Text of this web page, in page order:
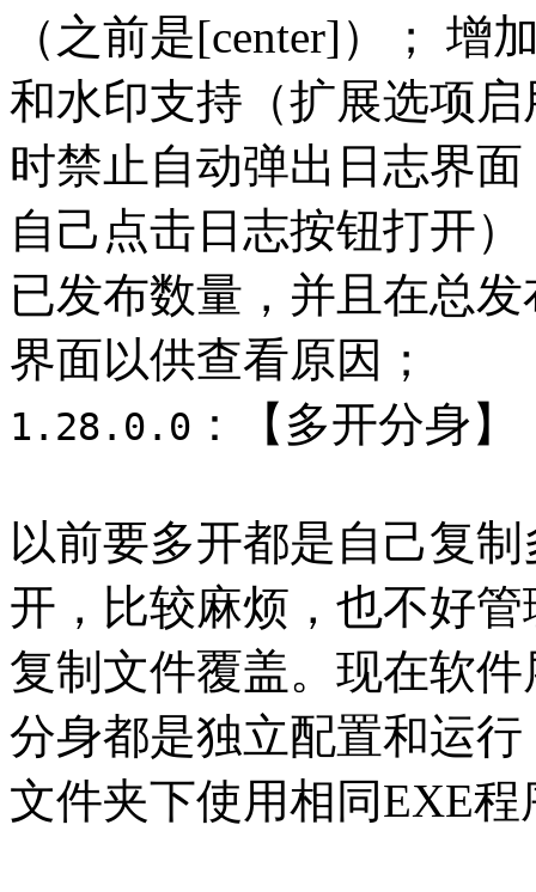
（之前是[center]）； 增
和水印支持（扩展选项
时禁止自动弹出日志界
自己点击日志按钮打开
已发布数量，并且在总
界面以供查看原因；
1.28.0.0 ：【多开分身】
以前要多开都是自己复
开，比较麻烦，也不好
复制文件覆盖。现在软
分身都是独立配置和运
文件夹下使用相同EXE